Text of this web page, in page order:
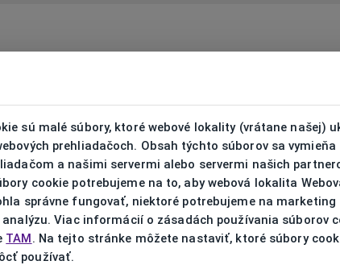
sú malé súbory, ktoré webové lokality (vrátane našej)
prehliadačoch. Obsah týchto súborov sa vymieňa
a našimi servermi alebo servermi našich
cookie potrebujeme na to, aby webová lokalita
správne fungovať, niektoré potrebujeme na marketing
Viac informácií o zásadách používania súborov
TAM. Na tejto stránke môžete nastaviť, ktoré súbory
používať.